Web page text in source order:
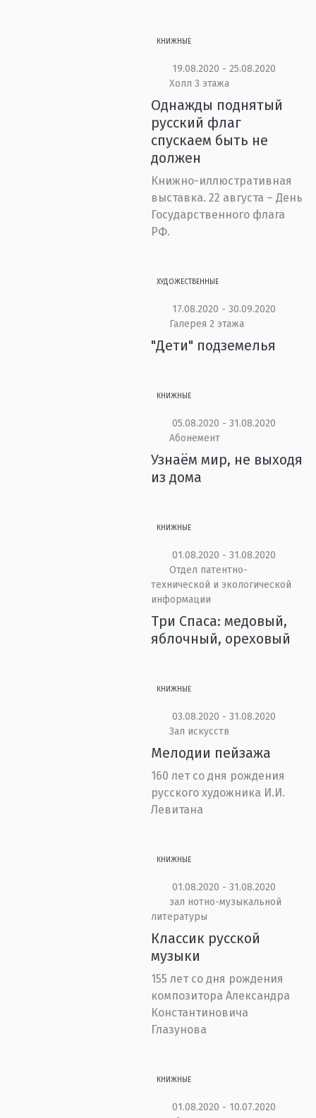
КНИЖНЫЕ
19.08.2020 - 25.08.2020
Холл 3 этажа
Однажды поднятый
русский флаг
спускаем быть не
должен
Книжно-иллюстративная
выставка. 22 августа – День
Государственного флага
РФ.
ХУДОЖЕСТВЕННЫЕ
17.08.2020 - 30.09.2020
Галерея 2 этажа
"Дети" подземелья
КНИЖНЫЕ
05.08.2020 - 31.08.2020
Абонемент
Узнаём мир, не выходя
из дома
КНИЖНЫЕ
01.08.2020 - 31.08.2020
Отдел патентно-
технической и экологической
информации
Три Спаса: медовый,
яблочный, ореховый
КНИЖНЫЕ
03.08.2020 - 31.08.2020
Зал искусств
Мелодии пейзажа
160 лет со дня рождения
русского художника И.И.
Левитана
КНИЖНЫЕ
01.08.2020 - 31.08.2020
зал нотно-музыкальной
литературы
Классик русской
музыки
155 лет со дня рождения
композитора Александра
Константиновича
Глазунова
КНИЖНЫЕ
01.08.2020 - 10.07.2020